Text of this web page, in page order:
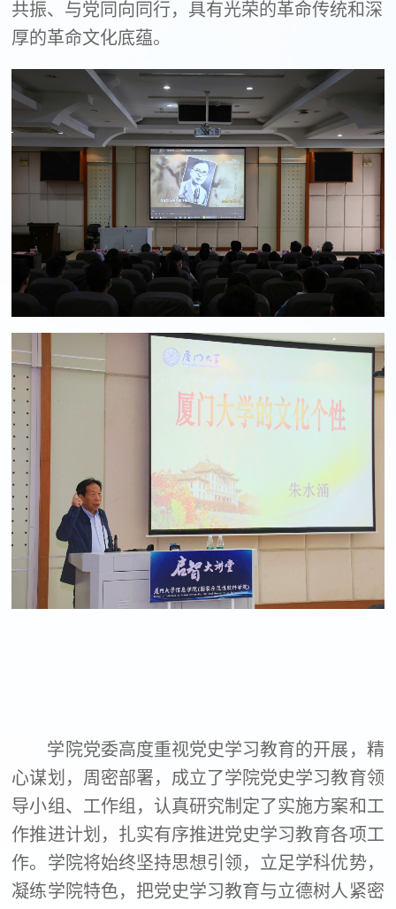
共振、与党同向同行，具有光荣的革命传统和深
厚的革命文化底蕴。
学院党委高度重视党史学习教育的开展，精
心谋划，周密部署，成立了学院党史学习教育领
导小组、工作组，认真研究制定了实施方案和工
作推进计划，扎实有序推进党史学习教育各项工
作。学院将始终坚持思想引领，立足学科优势，
凝练学院特色，把党史学习教育与立德树人紧密